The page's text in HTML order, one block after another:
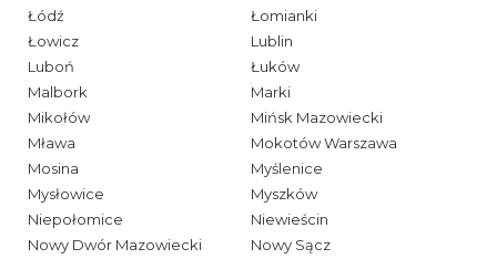
Łódź
Łomianki
Łowicz
Lublin
Luboń
Łuków
Malbork
Marki
Mikołów
Mińsk Mazowiecki
Mława
Mokotów Warszawa
Mosina
Myślenice
Mysłowice
Myszków
Niepołomice
Niewieścin
Nowy Dwór Mazowiecki
Nowy Sącz